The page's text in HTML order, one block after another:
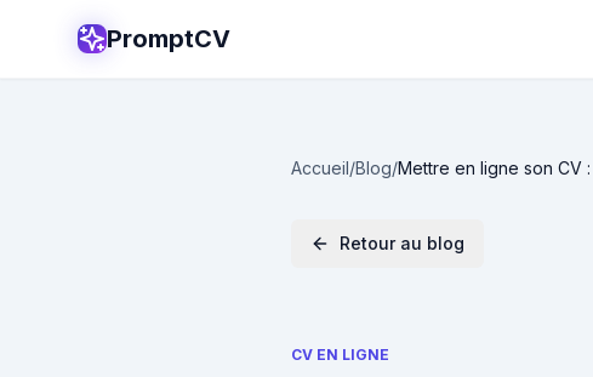
PromptCV
Accueil/Blog/Mettre en ligne son CV
Retour au blog
CV EN LIGNE